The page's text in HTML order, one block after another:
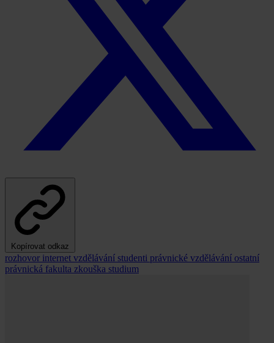
Kopírovat odkaz
rozhovor internet vzdělávání studenti právnické vzdělávání ostatní
právnická fakulta zkouška studium